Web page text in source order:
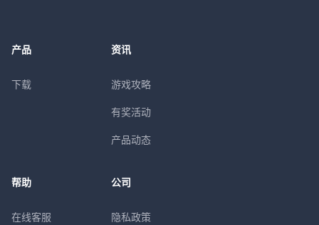
产品
下载
资讯
游戏攻略
有奖活动
产品动态
帮助
在线客服
公司
隐私政策